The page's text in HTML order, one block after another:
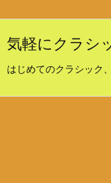
気軽にクラシ
はじめてのクラシック